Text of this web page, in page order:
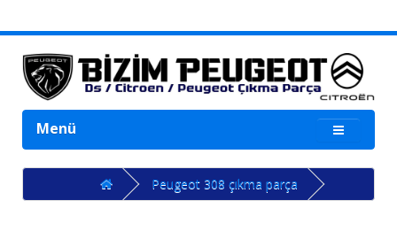
Menü
Peugeot 308 çıkma parça